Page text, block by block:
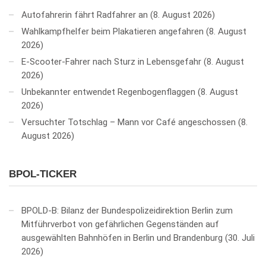
Autofahrerin fährt Radfahrer an 8. August 2026
Wahlkampfhelfer beim Plakatieren angefahren 8. August
2026
E-Scooter-Fahrer nach Sturz in Lebensgefahr 8. August
2026
Unbekannter entwendet Regenbogenflaggen 8. August
2026
Versuchter Totschlag – Mann vor Café angeschossen 8.
August 2026
BPOL-TICKER
BPOLD-B: Bilanz der Bundespolizeidirektion Berlin zum
Mitführverbot von gefährlichen Gegenständen auf
ausgewählten Bahnhöfen in Berlin und Brandenburg 30. Juli
2026